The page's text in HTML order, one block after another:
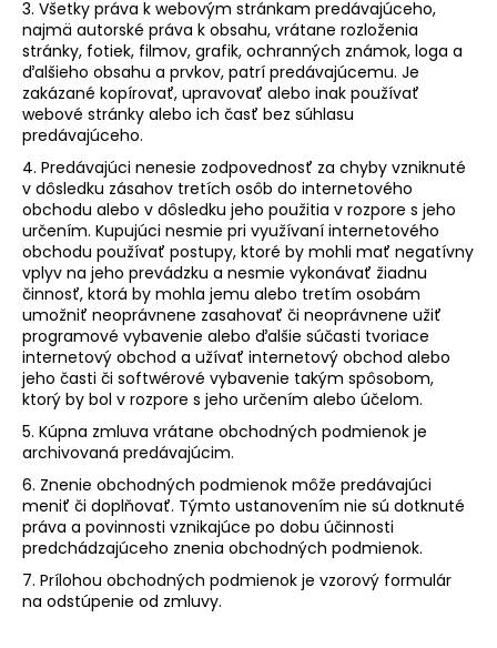
3. Všetky práva k webovým stránkam predávajúceho,
najmä autorské práva k obsahu, vrátane rozloženia
stránky, fotiek, filmov, grafik, ochranných známok, loga a
ďalšieho obsahu a prvkov, patrí predávajúcemu. Je
zakázané kopírovať, upravovať alebo inak používať
webové stránky alebo ich časť bez súhlasu
predávajúceho.
4. Predávajúci nenesie zodpovednosť za chyby vzniknuté
v dôsledku zásahov tretích osôb do internetového
obchodu alebo v dôsledku jeho použitia v rozpore s jeho
určením. Kupujúci nesmie pri využívaní internetového
obchodu používať postupy, ktoré by mohli mať negatívny
vplyv na jeho prevádzku a nesmie vykonávať žiadnu
činnosť, ktorá by mohla jemu alebo tretím osobám
umožniť neoprávnene zasahovať či neoprávnene užiť
programové vybavenie alebo ďalšie súčasti tvoriace
internetový obchod a užívať internetový obchod alebo
jeho časti či softwérové vybavenie takým spôsobom,
ktorý by bol v rozpore s jeho určením alebo účelom.
5. Kúpna zmluva vrátane obchodných podmienok je
archivovaná predávajúcim.
6. Znenie obchodných podmienok môže predávajúci
meniť či doplňovať. Týmto ustanovením nie sú dotknuté
práva a povinnosti vznikajúce po dobu účinnosti
predchádzajúceho znenia obchodných podmienok.
7. Prílohou obchodných podmienok je vzorový formulár
na odstúpenie od zmluvy.